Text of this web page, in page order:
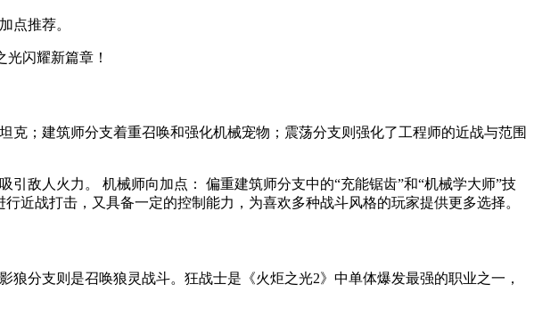
点推荐。
；建筑师分支着重召唤和强化机械宠物；震荡分支则强化了工程师的近战与范围
敌人火力。 机械师向加点： 偏重建筑师分支中的“充能锯齿”和“机械学大师”技
近战打击，又具备一定的控制能力，为喜欢多种战斗风格的玩家提供更多选择。
分支则是召唤狼灵战斗。狂战士是《火炬之光2》中单体爆发最强的职业之一，